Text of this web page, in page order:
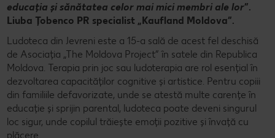
educația și sănătatea celor mai mici membri ale lor”.
Liuba Țobenco PR specialist „Kaufland Moldova”.
Ludoteca din Jevreni este a 15-a sală de acest fel deschisă
de Asociația „The Moldova Project” în satele din Republica
Moldova. Terapia prin joc sau ludoterapia are rol esențial în
dezvoltarea capacităților cognitive și artistice. Pentru copiii
din familiile defavorizate, unde se atestă multe carențe în
educație și sprijin parental, ludoteca poate deveni singurul
loc sigur, unde copilul trăiește emoții pozitive și învață cu
plăcere.